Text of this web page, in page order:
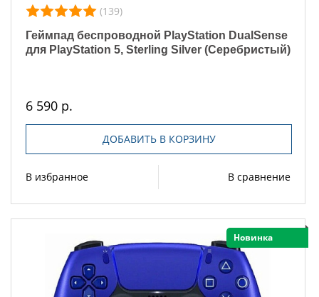
(139)
Геймпад беспроводной PlayStation DualSense
для PlayStation 5, Sterling Silver (Серебристый)
6 590 р.
ДОБАВИТЬ В КОРЗИНУ
В избранное В сравнение
Новинка